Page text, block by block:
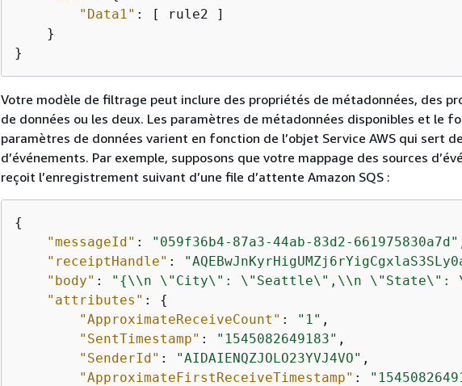
"Data1" : [ rule2 ]
    }
}
Votre modèle de filtrage peut inclure des propriétés de métadonnées, des
de données ou les deux. Les paramètres de métadonnées disponibles et le
paramètres de données varient en fonction de l’objet Service AWS qui sert
d’événements. Par exemple, supposons que votre mappage des sources
reçoit l’enregistrement suivant d’une file d’attente Amazon SQS :
{
"messageId" : "059f36b4-87a3-44ab-83d2-661975830a7d"
"receiptHandle" :
"body" : " {\\n \"City\": \"Seattle\",\\n \"State\":
"attributes" : {
"ApproximateReceiveCount" : "1" ,
"SentTimestamp" : "1545082649183" ,
"SenderId" : "AIDAIENQZJOLO23YVJ4VO" ,
"ApproximateFirstReceiveTimestamp" :